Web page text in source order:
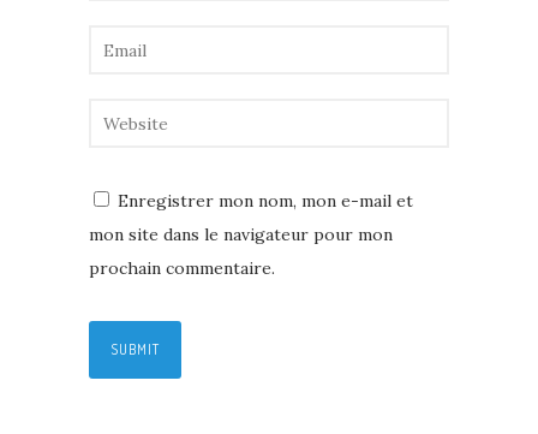
Enregistrer mon nom, mon e-mail et
mon site dans le navigateur pour mon
prochain commentaire.